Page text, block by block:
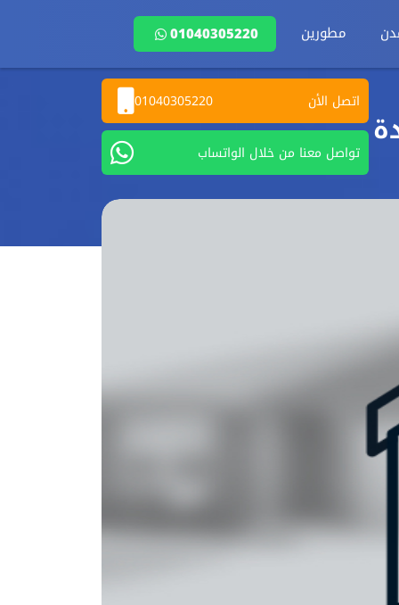
مطورين 01040305220
اتصل الأن 01040305220
تواصل معنا من خلال الواتساب